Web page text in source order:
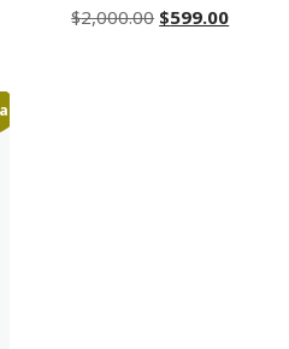
$2,000.00 Original
$599.00